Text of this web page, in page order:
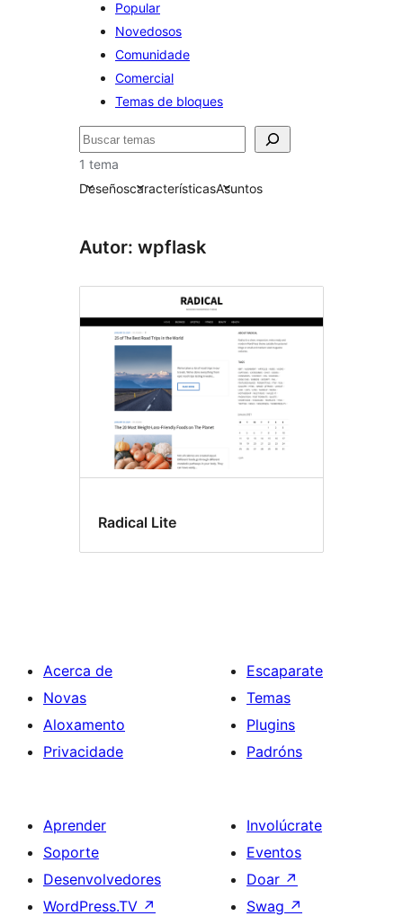
Popular
Novedosos
Comunidade
Comercial
Temas de bloques
Buscar
1 tema
DeseñoscaracterísticasAsuntos
Autor: wpflask
Radical Lite
Acerca de
Novas
Aloxamento
Privacidade
Escaparate
Temas
Plugins
Padróns
Aprender
Soporte
Desenvolvedores
WordPress.TV ↗
Involúcrate
Eventos
Doar ↗
Swag ↗